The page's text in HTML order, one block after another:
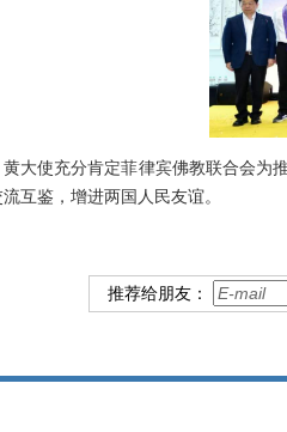
黄大使充分肯定菲律宾佛教联合会为
互鉴，增进两国人民友谊。
推荐给朋友：